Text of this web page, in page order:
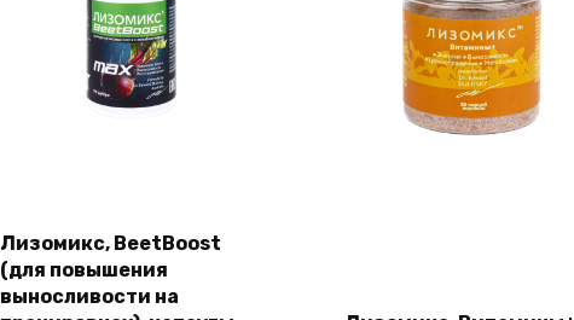
Лизомикс, BeetBoost
(для повышения
выносливости на